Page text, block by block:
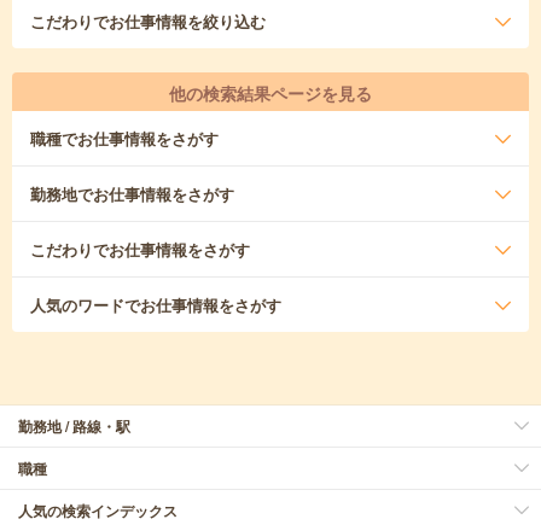
こだわりでお仕事情報を絞り込む
他の検索結果ページを見る
職種でお仕事情報をさがす
勤務地でお仕事情報をさがす
こだわりでお仕事情報をさがす
人気のワードでお仕事情報をさがす
勤務地 / 路線・駅
職種
人気の検索インデックス